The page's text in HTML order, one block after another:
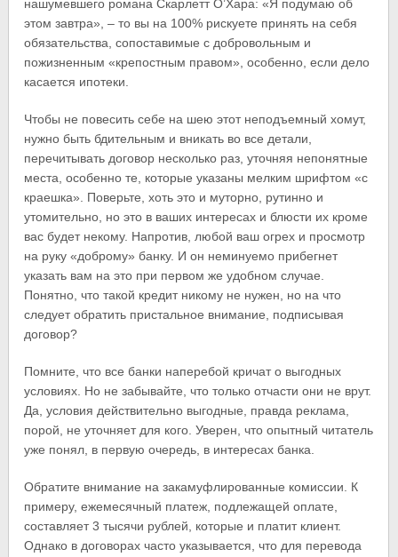
нашумевшего романа Скарлетт О’Хара: «Я подумаю об
этом завтра», – то вы на 100% рискуете принять на себя
обязательства, сопоставимые с добровольным и
пожизненным «крепостным правом», особенно, если дело
касается ипотеки.
Чтобы не повесить себе на шею этот неподъемный хомут,
нужно быть бдительным и вникать во все детали,
перечитывать договор несколько раз, уточняя непонятные
места, особенно те, которые указаны мелким шрифтом «с
краешка». Поверьте, хоть это и муторно, рутинно и
утомительно, но это в ваших интересах и блюсти их кроме
вас будет некому. Напротив, любой ваш огрех и просмотр
на руку «доброму» банку. И он неминуемо прибегнет
указать вам на это при первом же удобном случае.
Понятно, что такой кредит никому не нужен, но на что
следует обратить пристальное внимание, подписывая
договор?
Помните, что все банки наперебой кричат о выгодных
условиях. Но не забывайте, что только отчасти они не врут.
Да, условия действительно выгодные, правда реклама,
порой, не уточняет для кого. Уверен, что опытный читатель
уже понял, в первую очередь, в интересах банка.
Обратите внимание на закамуфлированные комиссии. К
примеру, ежемесячный платеж, подлежащей оплате,
составляет 3 тысячи рублей, которые и платит клиент.
Однако в договорах часто указывается, что для перевода